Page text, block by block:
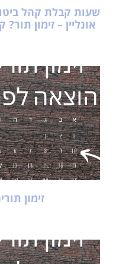
שעות קבלת קהל
אונליין – זימון
זימון